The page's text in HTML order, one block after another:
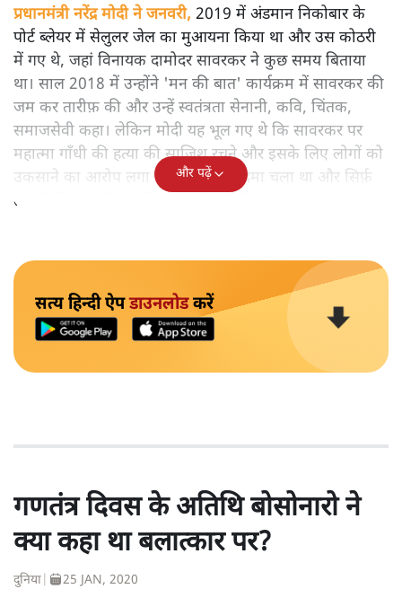
प्रधानमंत्री नरेंद्र मोदी ने जनवरी, 2019 में अंडमान निकोबार के
पोर्ट ब्लेयर में सेलुलर जेल का मुआयना किया था और उस कोठरी
में गए थे, जहां विनायक दामोदर सावरकर ने कुछ समय बिताया
था। साल 2018 में उन्होंने 'मन की बात' कार्यक्रम में सावरकर की
जम कर तारीफ़ की और उन्हें स्वतंत्रता सेनानी, कवि, चिंतक,
समाजसेवी कहा। लेकिन मोदी यह भूल गए थे कि सावरकर पर
महात्मा गाँधी की हत्या की साजिश रचने और इसके लिए लोगों को
उकसाने का आरोप लगा था, उन पर मुक़दमा चला था और सिर्फ़
तकनीकी कारणों से उन्हें सज़ा नहीं हुई थी।
और पढ़ें
सत्य हिन्दी ऐपडाउनलोडकरें
गणतंत्र दिवस के अतिथि बोसोनारो ने
क्या कहा था बलात्कार पर?
दुनिया 25 JAN, 2020